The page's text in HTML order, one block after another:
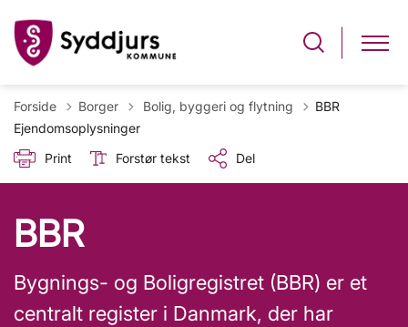
Forside Borger Tilbage til
Bolig, byggeri og flytning
BBR
Ejendomsoplysninger
Print
Forstør tekst Del
BBR
Bygnings- og Boligregistret (BBR) er et
centralt register i Danmark, der har